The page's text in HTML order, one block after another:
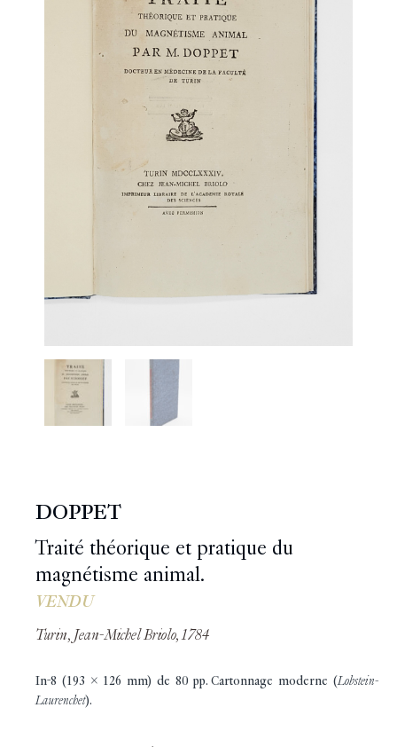
DOPPET
Traité théorique et pratique du
magnétisme animal.
VENDU
Turin, Jean-Michel Briolo, 1784
In-8 (193 x 126 mm) de 80 pp. Cartonnage moderne (Lobstein-
Laurenchet).